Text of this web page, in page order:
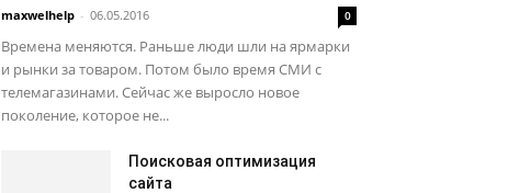
maxwelhelp - 06.05.2016 0
Времена меняются. Раньше люди шли на ярмарки
и рынки за товаром. Потом было время СМИ с
телемагазинами. Сейчас же выросло новое
поколение, которое не...
Поисковая оптимизация
сайта